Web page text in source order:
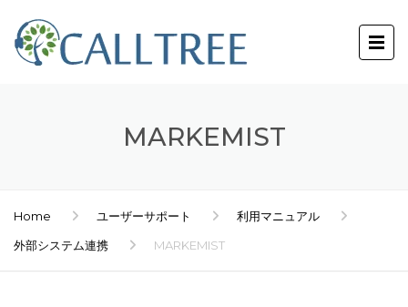
MARKEMIST
Home ユーザーサポート
利用マニュアル
外部システム連携
MARKEMIST